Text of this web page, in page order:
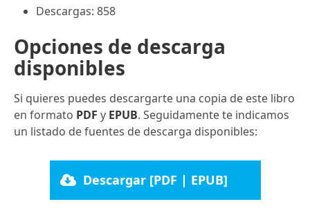
Descargas: 858
Opciones de descarga
disponibles
Si quieres puedes descargarte una copia de este libro
en formato PDF y EPUB. Seguidamente te indicamos
un listado de fuentes de descarga disponibles:
Descargar [PDF | EPUB]